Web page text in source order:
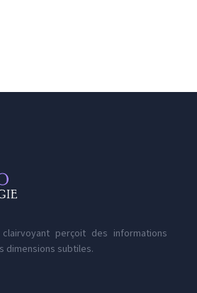
perçoit des informations
dimensions subtiles.